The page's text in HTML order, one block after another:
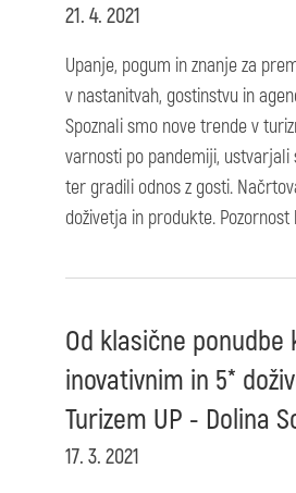
21. 4. 2021
Upanje, pogum in znanje za
v nastanitvah, gostinstvu in
Spoznali smo nove trende v
varnosti po pandemiji, ustvarjali
ter gradili odnos z gosti.
doživetja in produkte. Pozornost
Od klasične ponudbe
inovativnim in 5*
Turizem UP - Dolina
17. 3. 2021